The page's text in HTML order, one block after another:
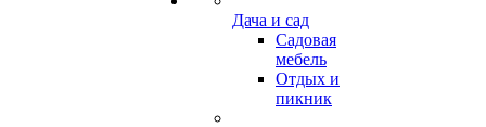
Дача и сад
Садовая
мебель
Отдых и
пикник